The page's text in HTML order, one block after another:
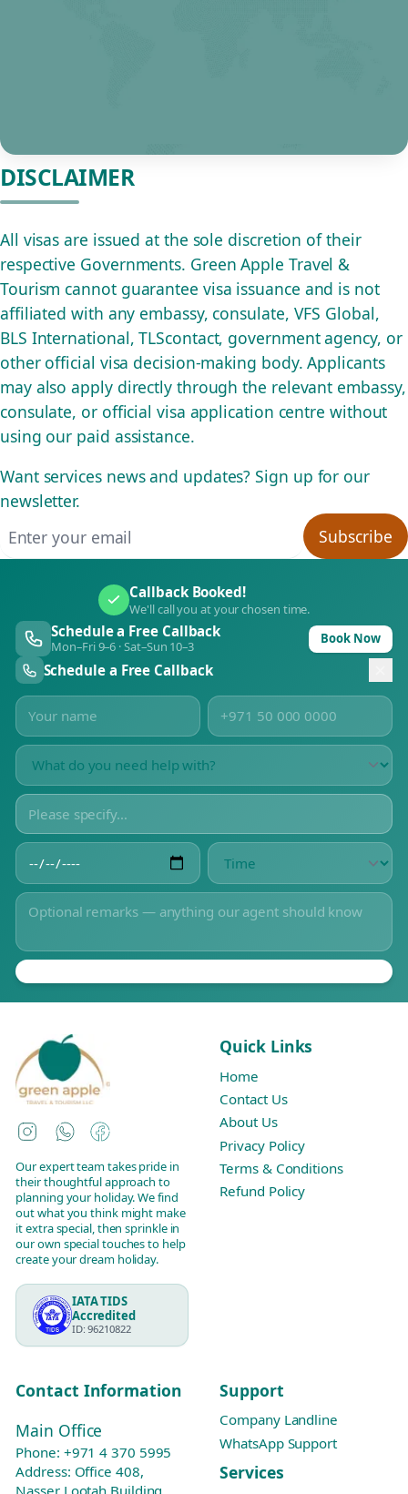
DISCLAIMER
All visas are issued at the sole discretion of their
respective Governments. Green Apple Travel &
Tourism cannot guarantee visa issuance and is not
affiliated with any embassy, consulate, VFS Global,
BLS International, TLScontact, government agency, or
other official visa decision-making body. Applicants
may also apply directly through the relevant embassy,
consulate, or official visa application centre without
using our paid assistance.
Want services news and updates? Sign up for our
newsletter.
Subscribe
Callback Booked!
We'll call you at your chosen time.
Schedule a Free Callback
Mon–Fri 9–6 · Sat–Sun 10–3 Book Now
Schedule a Free Callback
Instagram
WhatsAppFacebook
Our expert team takes pride in
their thoughtful approach to
planning your holiday. We find
out what you think might make
it extra special, then sprinkle in
our own special touches to help
create your dream holiday.
IATA TIDS
Accredited
ID: 96210822
Quick Links
Home
Contact Us
About Us
Privacy Policy
Terms & Conditions
Refund Policy
Contact Information
Main Office
Phone: +971 4 370 5995
Address: Office 408,
Support
Company Landline
WhatsApp Support
Services